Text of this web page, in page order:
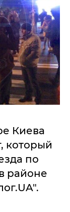
Киева
который
по
районе